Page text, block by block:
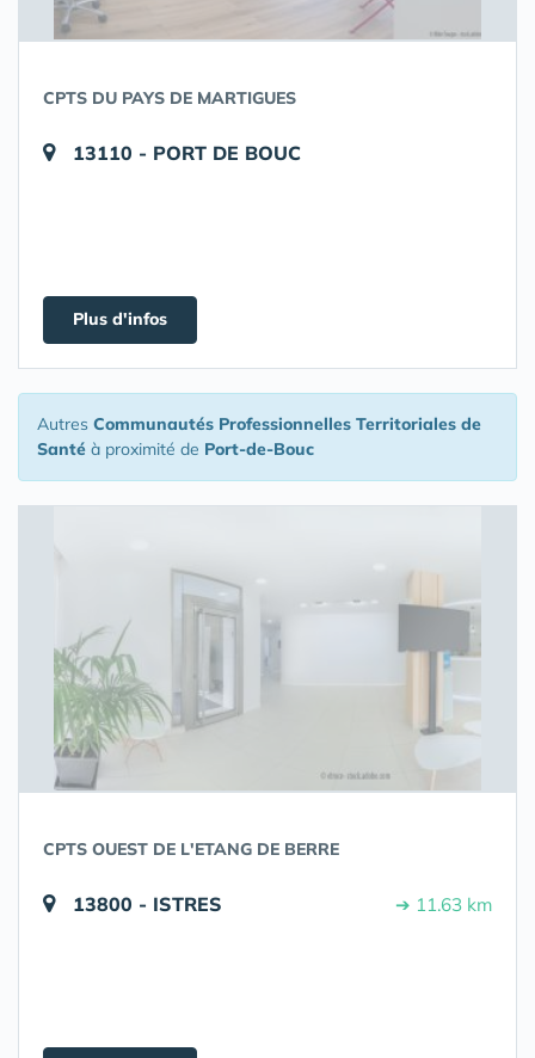
CPTS DU PAYS DE MARTIGUES
13110 - PORT DE BOUC
Plus d'infos
Autres Communautés Professionnelles Territoriales de
Santé à proximité de Port-de-Bouc
CPTS OUEST DE L'ETANG DE BERRE
13800 - ISTRES ➔ 11.63 km